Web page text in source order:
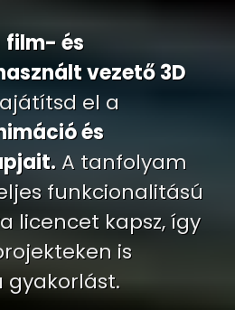
film- és
vezető 3D
el a
és
A tanfolyam
funkcionalitású
licencet kapsz, így
is